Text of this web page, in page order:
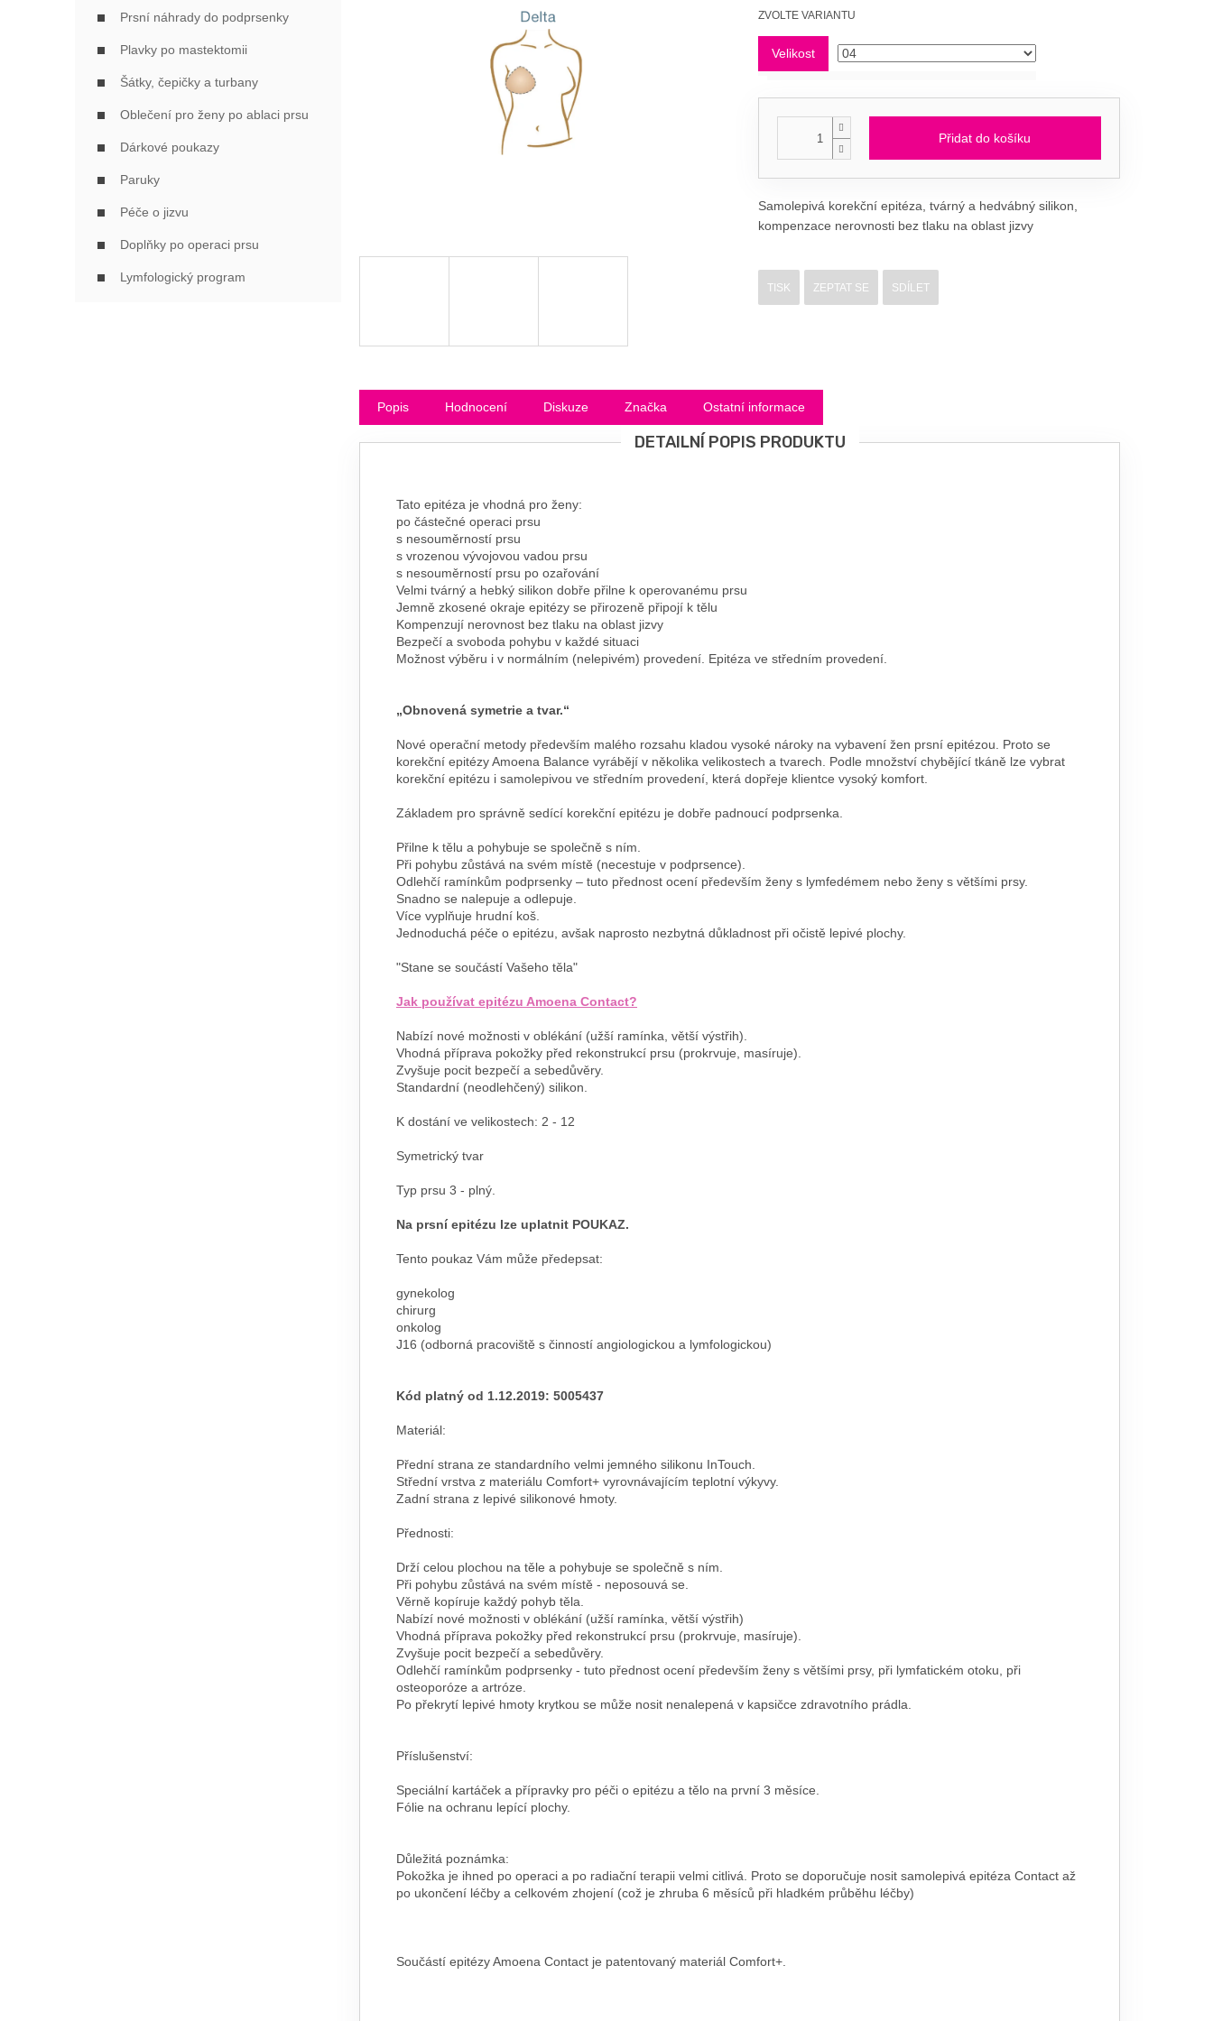
Prsní náhrady do podprsenky
Plavky po mastektomii
Šátky, čepičky a turbany
Oblečení pro ženy po ablaci prsu
Dárkové poukazy
Paruky
Péče o jizvu
Doplňky po operaci prsu
Lymfologický program
Měrná
ZVOLTE VARIANTU
Velikost
Přidat do košíku
Samolepivá korekční epitéza, tvárný a hedvábný silikon,
kompenzace nerovnosti bez tlaku na oblast jizvy
TISK ZEPTAT SE SDÍLET
Popis Hodnocení Diskuze Značka Ostatní informace
DETAILNÍ POPIS PRODUKTU
Tato epitéza je vhodná pro ženy:
po částečné operaci prsu
s nesouměrností prsu
s vrozenou vývojovou vadou prsu
s nesouměrností prsu po ozařování
Velmi tvárný a hebký silikon dobře přilne k operovanému prsu
Jemně zkosené okraje epitézy se přirozeně připojí k tělu
Kompenzují nerovnost bez tlaku na oblast jizvy
Bezpečí a svoboda pohybu v každé situaci
Možnost výběru i v normálním (nelepivém) provedení. Epitéza ve středním provedení.
„Obnovená symetrie a tvar.“
Nové operační metody především malého rozsahu kladou vysoké nároky na vybavení žen prsní epitézou. Proto se
korekční epitézy Amoena Balance vyrábějí v několika velikostech a tvarech. Podle množství chybějící tkáně lze vybrat
korekční epitézu i samolepivou ve středním provedení, která dopřeje klientce vysoký komfort.
Základem pro správně sedící korekční epitézu je dobře padnoucí podprsenka.
Přilne k tělu a pohybuje se společně s ním.
Při pohybu zůstává na svém místě (necestuje v podprsence).
Odlehčí ramínkům podprsenky – tuto přednost ocení především ženy s lymfedémem nebo ženy s většími prsy.
Snadno se nalepuje a odlepuje.
Více vyplňuje hrudní koš.
Jednoduchá péče o epitézu, avšak naprosto nezbytná důkladnost při očistě lepivé plochy.
"Stane se součástí Vašeho těla"
Jak používat epitézu Amoena Contact?
Nabízí nové možnosti v oblékání (užší ramínka, větší výstřih).
Vhodná příprava pokožky před rekonstrukcí prsu (prokrvuje, masíruje).
Zvyšuje pocit bezpečí a sebedůvěry.
Standardní (neodlehčený) silikon.
K dostání ve velikostech: 2 - 12
Symetrický tvar
Typ prsu 3 - plný.
Na prsní epitézu lze uplatnit POUKAZ.
Tento poukaz Vám může předepsat:
gynekolog
chirurg
onkolog
J16 (odborná pracoviště s činností angiologickou a lymfologickou)
Kód platný od 1.12.2019: 5005437
Materiál:
Přední strana ze standardního velmi jemného silikonu InTouch.
Střední vrstva z materiálu Comfort+ vyrovnávajícím teplotní výkyvy.
Zadní strana z lepivé silikonové hmoty.
Přednosti:
Drží celou plochou na těle a pohybuje se společně s ním.
Při pohybu zůstává na svém místě - neposouvá se.
Věrně kopíruje každý pohyb těla.
Nabízí nové možnosti v oblékání (užší ramínka, větší výstřih)
Vhodná příprava pokožky před rekonstrukcí prsu (prokrvuje, masíruje).
Zvyšuje pocit bezpečí a sebedůvěry.
Odlehčí ramínkům podprsenky - tuto přednost ocení především ženy s většími prsy, při lymfatickém otoku, při
osteoporóze a artróze.
Po překrytí lepivé hmoty krytkou se může nosit nenalepená v kapsičce zdravotního prádla.
Příslušenství:
Speciální kartáček a přípravky pro péči o epitézu a tělo na první 3 měsíce.
Fólie na ochranu lepící plochy.
Důležitá poznámka:
Pokožka je ihned po operaci a po radiační terapii velmi citlivá. Proto se doporučuje nosit samolepivá epitéza Contact až
po ukončení léčby a celkovém zhojení (což je zhruba 6 měsíců při hladkém průběhu léčby)
Součástí epitézy Amoena Contact je patentovaný materiál Comfort+.